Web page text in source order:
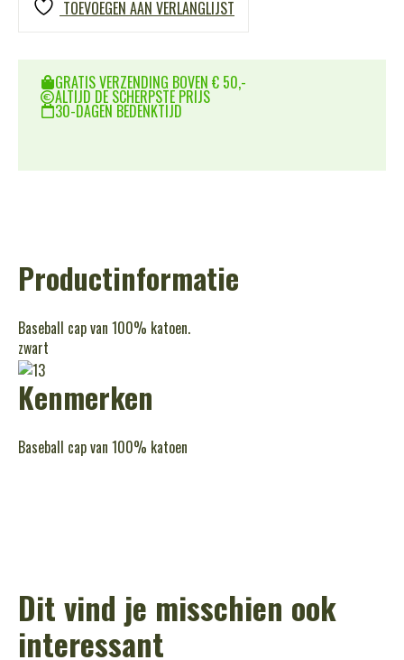
TOEVOEGEN AAN VERLANGLIJST
GRATIS VERZENDING BOVEN € 50,-
ALTIJD DE SCHERPSTE PRIJS
30-DAGEN BEDENKTIJD
Productinformatie
Baseball cap van 100% katoen.
zwart
Kenmerken
Baseball cap van 100% katoen
Dit vind je misschien ook
interessant